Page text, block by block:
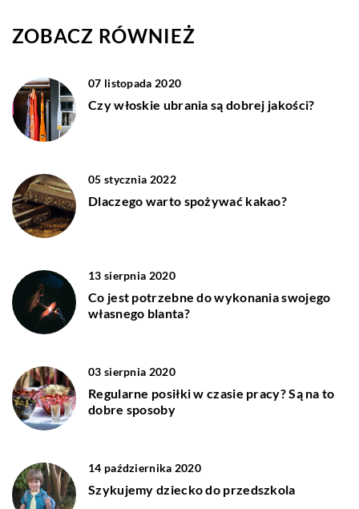
ZOBACZ RÓWNIEŻ
07 listopada 2020
Czy włoskie ubrania są dobrej jakości?
05 stycznia 2022
Dlaczego warto spożywać kakao?
13 sierpnia 2020
Co jest potrzebne do wykonania swojego
własnego blanta?
03 sierpnia 2020
Regularne posiłki w czasie pracy? Są na to
dobre sposoby
14 października 2020
Szykujemy dziecko do przedszkola